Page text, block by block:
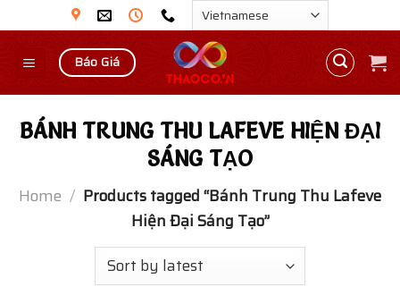
to
content
Báo Giá
BÁNH TRUNG THU LAFEVE HIỆN ĐẠI
SÁNG TẠO
Home / Products tagged “Bánh Trung Thu Lafeve
Hiện Đại Sáng Tạo”